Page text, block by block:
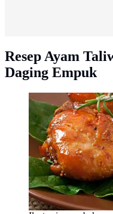
Resep Ayam
Daging Empuk